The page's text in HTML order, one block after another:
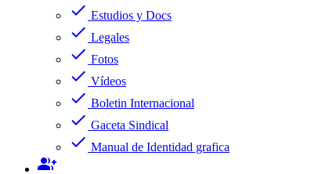
check Estudios y Docs
check Legales
check Fotos
check Vídeos
check Boletin Internacional
check Gaceta Sindical
check Manual de Identidad grafica
group_add